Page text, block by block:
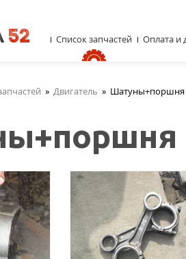
» Двигатель » Шатуны+поршня
Список запчастей Оплата и